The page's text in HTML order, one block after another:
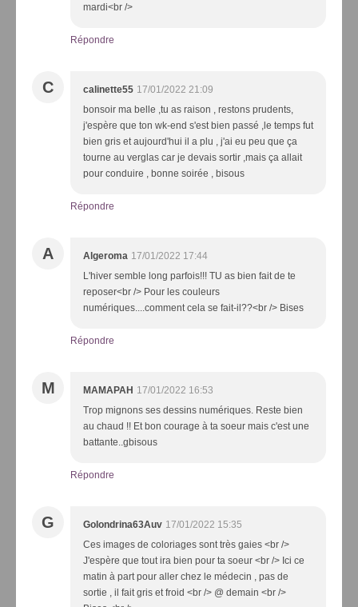
mardi<br />
Répondre
C calinette55 17/01/2022 21:09
bonsoir ma belle ,tu as raison , restons prudents,
j'espère que ton wk-end s'est bien passé ,le temps fut
bien gris et aujourd'hui il a plu , j'ai eu peu que ça
tourne au verglas car je devais sortir ,mais ça allait
pour conduire , bonne soirée , bisous
Répondre
A Algeroma 17/01/2022 17:44
L'hiver semble long parfois!!! TU as bien fait de te
reposer<br /> Pour les couleurs
numériques....comment cela se fait-il??<br /> Bises
Répondre
M MAMAPAH 17/01/2022 16:53
Trop mignons ses dessins numériques. Reste bien
au chaud !! Et bon courage à ta soeur mais c'est une
battante..gbisous
Répondre
G Golondrina63Auv 17/01/2022 15:35
Ces images de coloriages sont très gaies <br />
J'espère que tout ira bien pour ta soeur <br /> Ici ce
matin à part pour aller chez le médecin , pas de
sortie , il fait gris et froid <br /> @ demain <br />